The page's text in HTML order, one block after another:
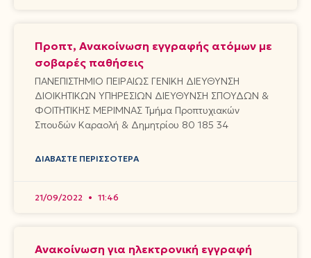
Προπτ, Ανακοίνωση εγγραφής ατόμων με
σοβαρές παθήσεις
ΠΑΝΕΠΙΣΤΗΜΙΟ ΠΕΙΡΑΙΩΣ ΓΕΝΙΚΗ ΔΙΕΥΘΥΝΣΗ
ΔΙΟΙΚΗΤΙΚΩΝ ΥΠΗΡΕΣΙΩΝ ΔΙΕΥΘΥΝΣΗ ΣΠΟΥΔΩΝ &
ΦΟΙΤΗΤΙΚΗΣ ΜΕΡΙΜΝΑΣ Τμήμα Προπτυχιακών
Σπουδών Καραολή & Δημητρίου 80 185 34
ΔΙΑΒΆΣΤΕ ΠΕΡΙΣΣΌΤΕΡΑ
21/09/2022 11:46
Ανακοίνωση για ηλεκτρονική εγγραφή